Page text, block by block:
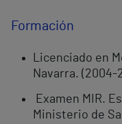
Formación
Licenciado en
Navarra. (2004-
Examen MIR.
Ministerio de